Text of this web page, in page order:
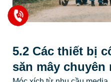
5.2 Các thiết bị
săn mây chuyên